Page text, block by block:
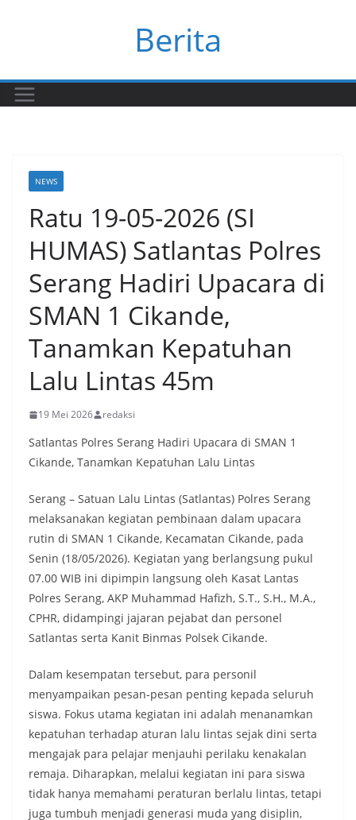
Berita
NEWS
Ratu 19-05-2026 (SI
HUMAS) Satlantas Polres
Serang Hadiri Upacara di
SMAN 1 Cikande,
Tanamkan Kepatuhan
Lalu Lintas 45m
19 Mei 2026 redaksi
Satlantas Polres Serang Hadiri Upacara di SMAN 1
Cikande, Tanamkan Kepatuhan Lalu Lintas
Serang – Satuan Lalu Lintas (Satlantas) Polres Serang
melaksanakan kegiatan pembinaan dalam upacara
rutin di SMAN 1 Cikande, Kecamatan Cikande, pada
Senin (18/05/2026). Kegiatan yang berlangsung pukul
07.00 WIB ini dipimpin langsung oleh Kasat Lantas
Polres Serang, AKP Muhammad Hafizh, S.T., S.H., M.A.,
CPHR, didampingi jajaran pejabat dan personel
Satlantas serta Kanit Binmas Polsek Cikande.
Dalam kesempatan tersebut, para personil
menyampaikan pesan-pesan penting kepada seluruh
siswa. Fokus utama kegiatan ini adalah menanamkan
kepatuhan terhadap aturan lalu lintas sejak dini serta
mengajak para pelajar menjauhi perilaku kenakalan
remaja. Diharapkan, melalui kegiatan ini para siswa
tidak hanya memahami peraturan berlalu lintas, tetapi
juga tumbuh menjadi generasi muda yang disiplin,